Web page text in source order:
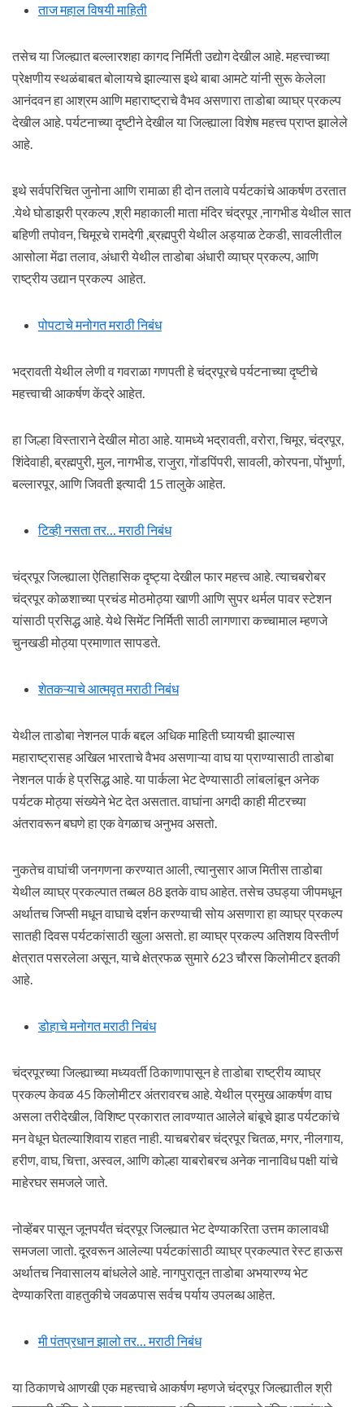
ताज महाल विषयी माहिती
तसेच या जिल्ह्यात बल्लारशहा कागद निर्मिती उद्योग देखील आहे. महत्त्वाच्या
प्रेक्षणीय स्थळंबाबत बोलायचे झाल्यास इथे बाबा आमटे यांनी सुरू केलेला
आनंदवन हा आश्रम आणि महाराष्ट्राचे वैभव असणारा ताडोबा व्याघ्र प्रकल्प
देखील आहे. पर्यटनाच्या दृष्टीने देखील या जिल्ह्याला विशेष महत्त्व प्राप्त झालेले
आहे.
इथे सर्वपरिचित जुनोना आणि रामाळा ही दोन तलावे पर्यटकांचे आकर्षण ठरतात
.येथे घोडाझरी प्रकल्प ,श्री महाकाली माता मंदिर चंद्रपूर ,नागभीड येथील सात
बहिणी तपोवन, चिमूरचे रामदेगी ,ब्रह्मपुरी येथील अड्याळ टेकडी, सावलीतील
आसोला मेंढा तलाव, अंधारी येथील ताडोबा अंधारी व्याघ्र प्रकल्प, आणि
राष्ट्रीय उद्यान प्रकल्प आहेत.
पोपटाचे मनोगत मराठी निबंध
भद्रावती येथील लेणी व गवराळा गणपती हे चंद्रपूरचे पर्यटनाच्या दृष्टीचे
महत्त्वाची आकर्षण केंद्रे आहेत.
हा जिल्हा विस्ताराने देखील मोठा आहे. यामध्ये भद्रावती, वरोरा, चिमूर, चंद्रपूर,
शिंदेवाही, ब्रह्मपुरी, मुल, नागभीड, राजुरा, गोंडपिंपरी, सावली, कोरपना, पोंभुर्णा,
बल्लारपूर, आणि जिवती इत्यादी 15 तालुके आहेत.
टिव्ही नसता तर… मराठी निबंध
चंद्रपूर जिल्ह्याला ऐतिहासिक दृष्ट्या देखील फार महत्त्व आहे. त्याचबरोबर
चंद्रपूर कोळशाच्या प्रचंड मोठमोठ्या खाणी आणि सुपर थर्मल पावर स्टेशन
यांसाठी प्रसिद्ध आहे. येथे सिमेंट निर्मिती साठी लागणारा कच्चामाल म्हणजे
चुनखडी मोठ्या प्रमाणात सापडते.
शेतकऱ्याचे आत्मवृत मराठी निबंध
येथील ताडोबा नेशनल पार्क बद्दल अधिक माहिती घ्यायची झाल्यास
महाराष्ट्रासह अखिल भारताचे वैभव असणाऱ्या वाघ या प्राण्यासाठी ताडोबा
नेशनल पार्क हे प्रसिद्ध आहे. या पार्कला भेट देण्यासाठी लांबलांबून अनेक
पर्यटक मोठ्या संख्येने भेट देत असतात. वाघांना अगदी काही मीटरच्या
अंतरावरून बघणे हा एक वेगळाच अनुभव असतो.
नुकतेच वाघांची जनगणना करण्यात आली, त्यानुसार आज मितीस ताडोबा
येथील व्याघ्र प्रकल्पात तब्बल 88 इतके वाघ आहेत. तसेच उघड्या जीपमधून
अर्थातच जिप्सी मधून वाघाचे दर्शन करण्याची सोय असणारा हा व्याघ्र प्रकल्प
सातही दिवस पर्यटकांसाठी खुला असतो. हा व्याघ्र प्रकल्प अतिशय विस्तीर्ण
क्षेत्रात पसरलेला असून, याचे क्षेत्रफळ सुमारे 623 चौरस किलोमीटर इतकी
आहे.
डोहाचे मनोगत मराठी निबंध
चंद्रपूरच्या जिल्ह्याच्या मध्यवर्ती ठिकाणापासून हे ताडोबा राष्ट्रीय व्याघ्र
प्रकल्प केवळ 45 किलोमीटर अंतरावरच आहे. येथील प्रमुख आकर्षण वाघ
असला तरीदेखील, विशिष्ट प्रकारात लावण्यात आलेले बांबूचे झाड पर्यटकांचे
मन वेधून घेतल्याशिवाय राहत नाही. याचबरोबर चंद्रपूर चितळ, मगर, नीलगाय,
हरीण, वाघ, चित्ता, अस्वल, आणि कोल्हा याबरोबरच अनेक नानाविध पक्षी यांचे
माहेरघर समजले जाते.
नोव्हेंबर पासून जूनपर्यंत चंद्रपूर जिल्ह्यात भेट देण्याकरिता उत्तम कालावधी
समजला जातो. दूरवरून आलेल्या पर्यटकांसाठी व्याघ्र प्रकल्पात रेस्ट हाऊस
अर्थातच निवासालय बांधलेले आहे. नागपुरातून ताडोबा अभयारण्य भेट
देण्याकरिता वाहतुकीचे जवळपास सर्वच पर्याय उपलब्ध आहेत.
मी पंतप्रधान झालो तर… मराठी निबंध
या ठिकाणचे आणखी एक महत्त्वाचे आकर्षण म्हणजे चंद्रपूर जिल्ह्यातील श्री